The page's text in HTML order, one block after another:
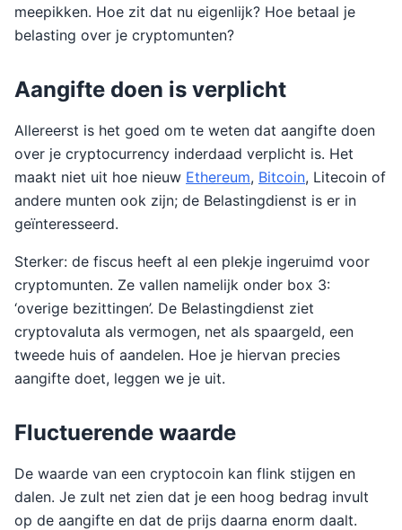
meepikken. Hoe zit dat nu eigenlijk? Hoe betaal je
belasting over je cryptomunten?
Aangifte doen is verplicht
Allereerst is het goed om te weten dat aangifte doen
over je cryptocurrency inderdaad verplicht is. Het
maakt niet uit hoe nieuw Ethereum, Bitcoin, Litecoin of
andere munten ook zijn; de Belastingdienst is er in
geïnteresseerd.
Sterker: de fiscus heeft al een plekje ingeruimd voor
cryptomunten. Ze vallen namelijk onder box 3:
‘overige bezittingen’. De Belastingdienst ziet
cryptovaluta als vermogen, net als spaargeld, een
tweede huis of aandelen. Hoe je hiervan precies
aangifte doet, leggen we je uit.
Fluctuerende waarde
De waarde van een cryptocoin kan flink stijgen en
dalen. Je zult net zien dat je een hoog bedrag invult
op de aangifte en dat de prijs daarna enorm daalt.